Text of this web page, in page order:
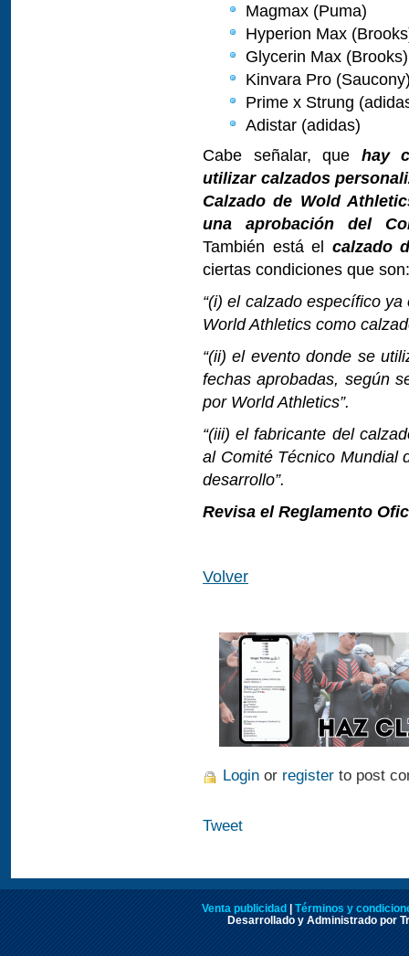
Magmax (Puma)
Hyperion Max
Glycerin Max (Brooks)
Kinvara Pro
Prime x Strung
Adistar (adidas)
Cabe señalar, que hay
utilizar calzados
Calzado de Wold
una aprobación del
También está el calzado
ciertas condiciones que son:
“(i) el calzado específico
World Athletics como
“(ii) el evento donde se
fechas aprobadas, según
por World Athletics”.
“(iii) el fabricante del
al Comité Técnico Mundial
desarrollo”.
Revisa el Reglamento
Volver
Login or register to post
Tweet
Venta publicidad | Términos y
Desarrollado y Administrado por